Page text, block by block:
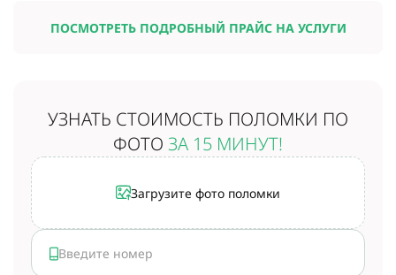
ПОСМОТРЕТЬ ПОДРОБНЫЙ ПРАЙС НА УСЛУГИ
УЗНАТЬ СТОИМОСТЬ ПОЛОМКИ ПО
ФОТО ЗА 15 МИНУТ!
Загрузите фото поломки